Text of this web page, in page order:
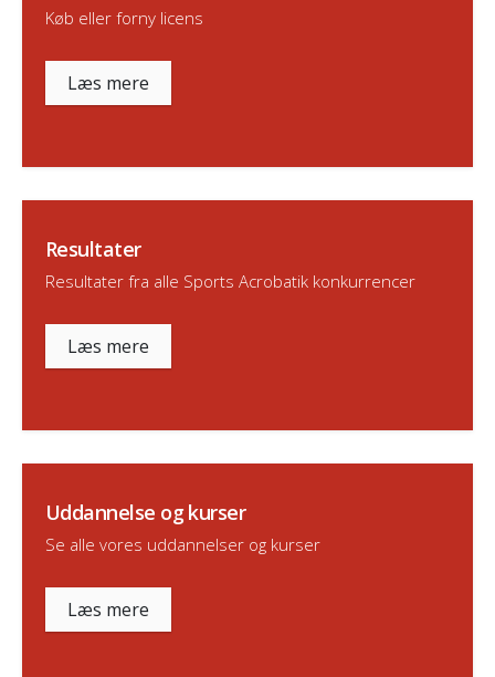
Køb eller forny licens
Læs mere
Resultater
Resultater fra alle Sports Acrobatik konkurrencer
Læs mere
Uddannelse og kurser
Se alle vores uddannelser og kurser
Læs mere